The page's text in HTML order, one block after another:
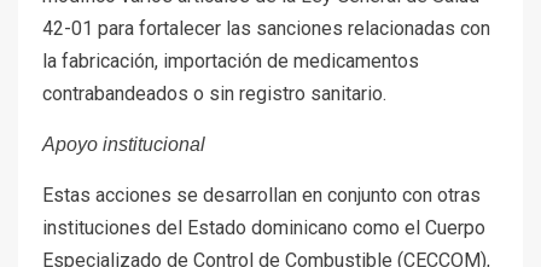
42-01 para fortalecer las sanciones relacionadas con
la fabricación, importación de medicamentos
contrabandeados o sin registro sanitario.
Apoyo institucional
Estas acciones se desarrollan en conjunto con otras
instituciones del Estado dominicano como el Cuerpo
Especializado de Control de Combustible (CECCOM),